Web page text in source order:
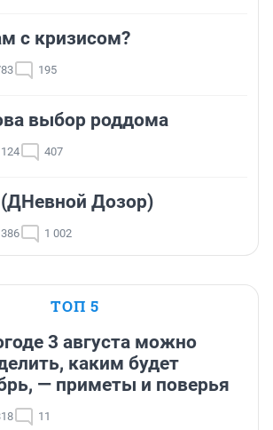
с кризисом?
195
выбор роддома
407
Дозор)
1 002
ТОП 5
3 августа можно
каким будет
— приметы и поверья
11